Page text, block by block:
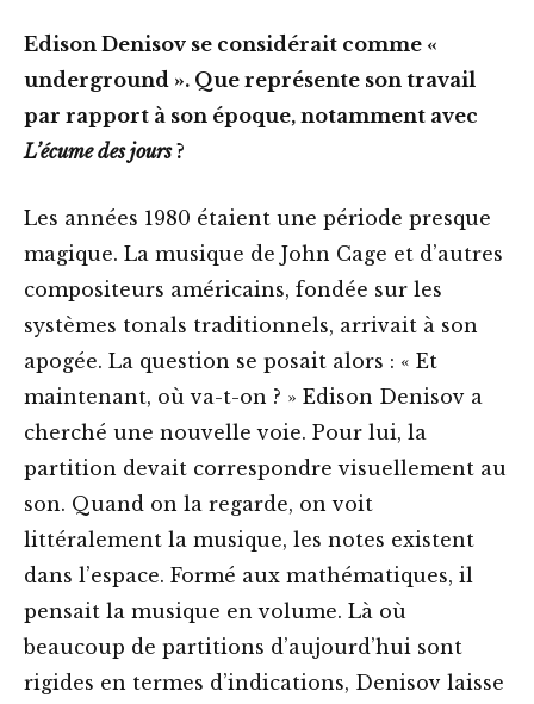
Edison Denisov se considérait comme «
underground ». Que représente son travail
par rapport à son époque, notamment avec
L’écume des jours?
Les années 1980 étaient une période presque
magique. La musique de John Cage et d’autres
compositeurs américains, fondée sur les
systèmes tonals traditionnels, arrivait à son
apogée. La question se posait alors : « Et
maintenant, où va-t-on ? » Edison Denisov a
cherché une nouvelle voie. Pour lui, la
partition devait correspondre visuellement au
son. Quand on la regarde, on voit
littéralement la musique, les notes existent
dans l’espace. Formé aux mathématiques, il
pensait la musique en volume. Là où
beaucoup de partitions d’aujourd’hui sont
rigides en termes d’indications, Denisov laisse